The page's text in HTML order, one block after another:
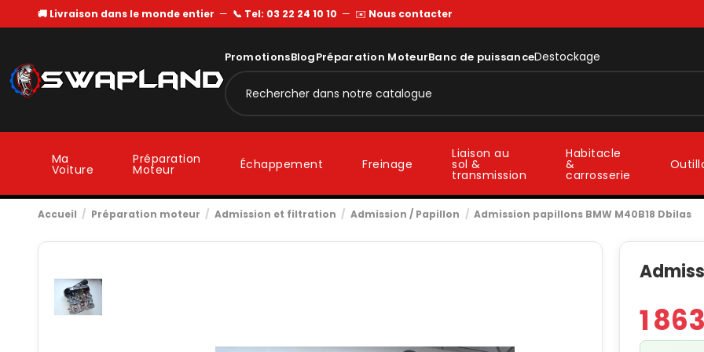
🚚 Livraison dans le monde entier — 📞 Tel: 03 22 24 10 10 — ✉️ Nous contacter
PromotionsBlogPréparation MoteurBanc de puissanceDestockage
Ma
Voiture
Préparation
Moteur Échappement Freinage
Liaison au
sol &
transmission
Habitacle
&
carrosserie
Accueil Préparation moteur Admission et filtration Admission / Papillon Admission papillons BMW M40B18 Dbilas
1